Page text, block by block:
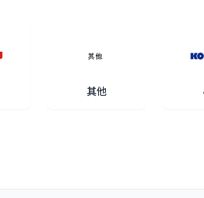
其他